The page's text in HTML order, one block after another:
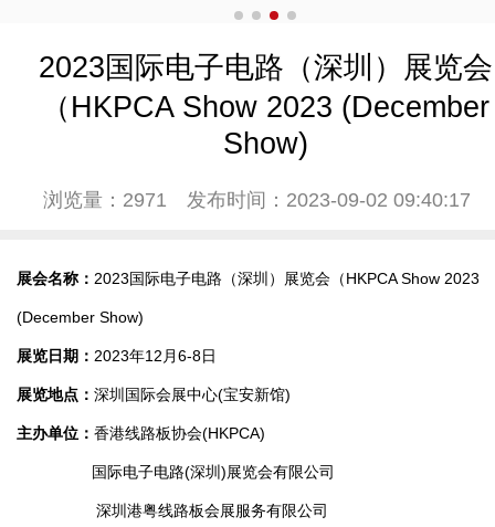
2023国际电子电路（深圳）展览会
（HKPCA Show 2023 (December
Show)
浏览量：2971 发布时间：2023-09-02 09:40:17
展会名称： 2023国际电子电路（深圳）展览会（HKPCA Show 2023
(December Show)
展览日期： 2023年12月6-8日
展览地点： 深圳国际会展中心(宝安新馆)
主办单位： 香港线路板协会(HKPCA)
国际电子电路(深圳)展览会有限公司
深圳港粤线路板会展服务有限公司